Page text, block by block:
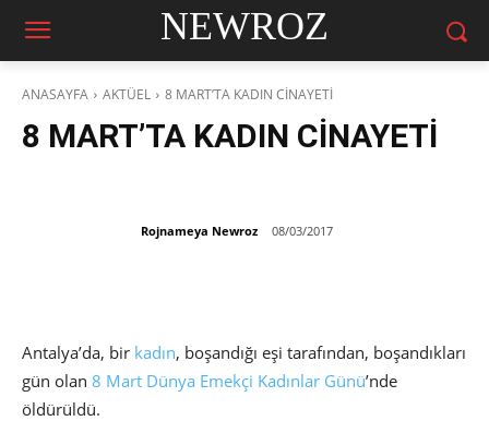
NEWROZ
ANASAYFA AKTÜEL 8 MART’TA KADIN CİNAYETİ
8 MART’TA KADIN CİNAYETİ
Rojnameya Newroz 08/03/2017
Antalya’da, bir kadın, boşandığı eşi tarafından, boşandıkları
gün olan 8 Mart Dünya Emekçi Kadınlar Günü’nde
öldürüldü.